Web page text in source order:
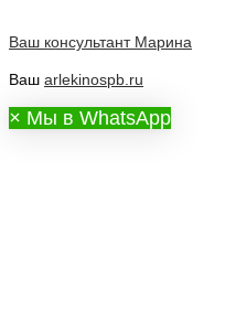
Ваш консультант Марина
Ваш arlekinospb.ru
× Мы в WhatsApp